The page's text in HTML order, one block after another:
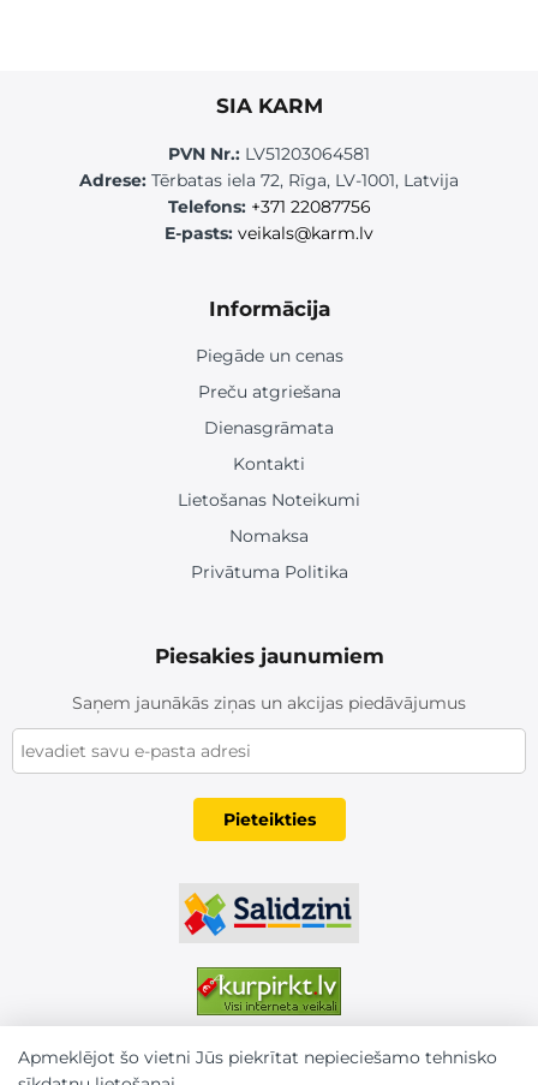
SIA KARM
PVN Nr.: LV51203064581
Adrese: Tērbatas iela 72, Rīga, LV-1001, Latvija
Telefons: +371 22087756
E-pasts: veikals@karm.lv
Informācija
Piegāde un cenas
Preču atgriešana
Dienasgrāmata
Kontakti
Lietošanas Noteikumi
Nomaksa
Privātuma Politika
Piesakies jaunumiem
Saņem jaunākās ziņas un akcijas piedāvājumus
Pieteikties
Apmeklējot šo vietni Jūs piekrītat nepieciešamo tehnisko